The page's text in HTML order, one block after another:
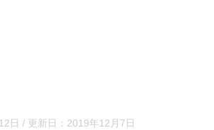
日 / 更新日： 2019年12月7日